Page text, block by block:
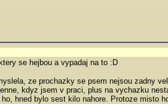
se hejbou a vypadaj na to :D
ze prochazky se psem nejsou zadny
kdyz jsem v praci, plus na vychazku
hned bylo sest kilo nahore. Protoze misto